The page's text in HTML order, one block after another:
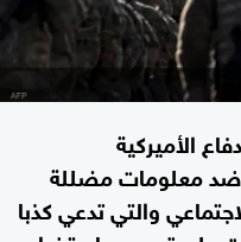
الأميركية
ضد معلومات مضللة
والتي تدعي كذبا